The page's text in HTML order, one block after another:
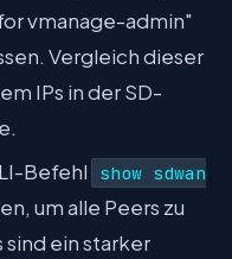
vmanage-admin"
Vergleich dieser
IPs in der SD-
Befehl
show sdwan
um alle Peers zu
ein starker